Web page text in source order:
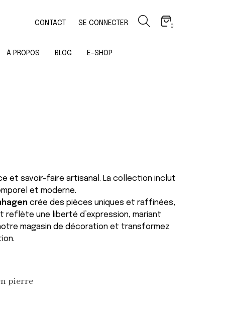
CONTACT SE CONNECTER 0
À PROPOS BLOG E-SHOP
et savoir-faire artisanal. La collection inclut
et moderne.
crée des pièces uniques et raffinées,
une liberté d’expression, mariant
magasin de décoration et transformez
pierre